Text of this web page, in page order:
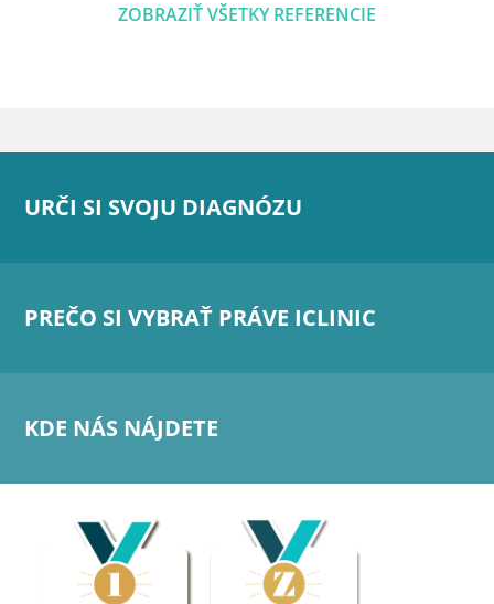
ZOBRAZIŤ VŠETKY REFERENCIE
URČI SI SVOJU DIAGNÓZU
PREČO SI VYBRAŤ PRÁVE ICLINIC
KDE NÁS NÁJDETE